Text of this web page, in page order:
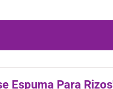
Espuma Para